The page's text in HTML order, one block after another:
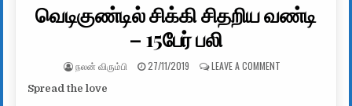
வெடிகுண்டில் சிக்கி சிதறிய வண்டி
– 15பேர் பலி
AUTHOR:
நலன் விரும்பி PUBLISHED DATE:
27/11/2019 LEAVE A COMMENT
Spread the love